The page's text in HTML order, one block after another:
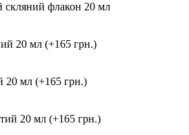
скляний флакон 20 мл
20 мл (+165 грн.)
20 мл (+165 грн.)
20 мл (+165 грн.)